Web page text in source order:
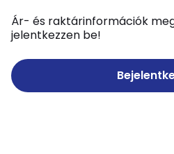
Ár- és raktárinformációk
jelentkezzen be!